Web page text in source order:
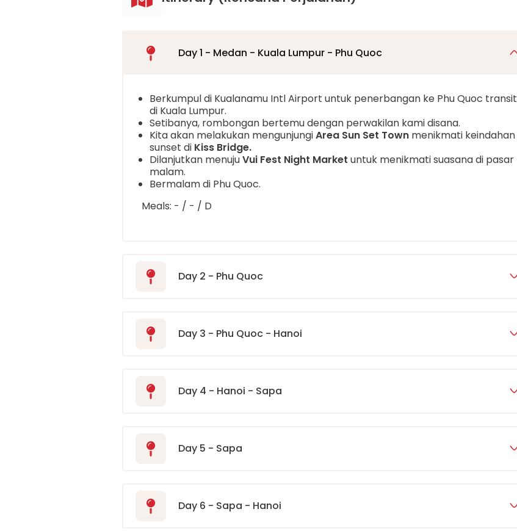
Day 1 - Medan - Kuala Lumpur - Phu Quoc
Berkumpul di Kualanamu Intl Airport untuk penerbangan ke Phu Quoc transit
di Kuala Lumpur.
Setibanya, rombongan bertemu dengan perwakilan kami disana.
Kita akan melakukan mengunjungiArea Sun Set Town menikmati keindahan
sunset di Kiss Bridge.
Dilanjutkan menujuVui Fest Night Market untuk menikmati suasana di pasar
malam.
Bermalam di Phu Quoc.
Meals: - / - / D
Day 2 - Phu Quoc
Day 3 - Phu Quoc - Hanoi
Day 4 - Hanoi - Sapa
Day 5 - Sapa
Day 6 - Sapa - Hanoi